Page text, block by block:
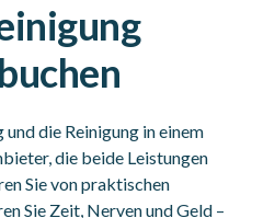
die Reinigung in einem
die beide Leistungen
Sie von praktischen
Sie Zeit, Nerven und Geld –